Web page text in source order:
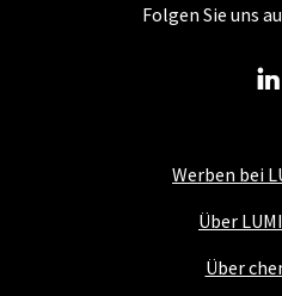
Werben bei
Über
Über
Folgen Sie uns